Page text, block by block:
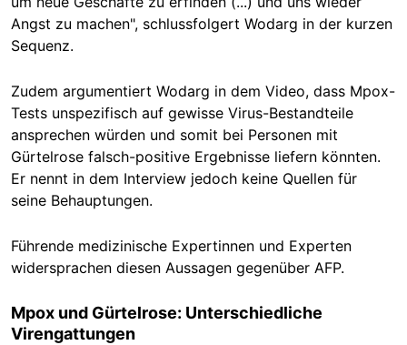
Angst zu machen", schlussfolgert Wodarg in der kurzen
Sequenz.
Zudem argumentiert Wodarg in dem Video, dass Mpox-
Tests unspezifisch auf gewisse Virus-Bestandteile
ansprechen würden und somit bei Personen mit
Gürtelrose falsch-positive Ergebnisse liefern könnten.
Er nennt in dem Interview jedoch keine Quellen für
seine Behauptungen.
Führende medizinische Expertinnen und Experten
widersprachen diesen Aussagen gegenüber AFP.
Mpox und Gürtelrose: Unterschiedliche
Virengattungen